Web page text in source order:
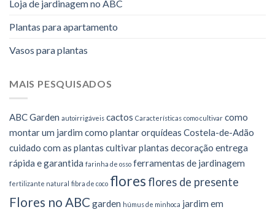
Loja de jardinagem no ABC
Plantas para apartamento
Vasos para plantas
MAIS PESQUISADOS
ABC Garden autoirrigáveis cactos Características como cultivar como
montar um jardim como plantar orquídeas Costela-de-Adão
cuidado com as plantas cultivar plantas decoração entrega
rápida e garantida farinha de osso ferramentas de jardinagem
fertilizante natural fibra de coco flores flores de presente
Flores no ABC garden húmus de minhoca jardim em